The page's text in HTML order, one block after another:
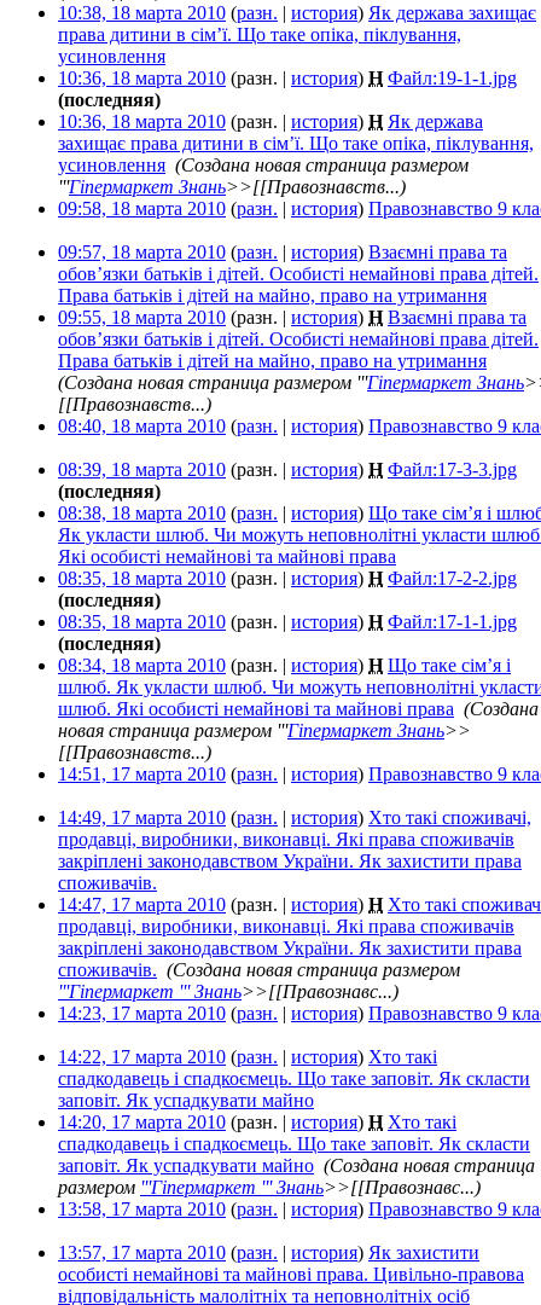
10:38, 18 марта 2010 (разн. | история) Як держава захищає
права дитини в сім’ї. Що таке опіка, піклування,
усиновлення
10:36, 18 марта 2010 (разн. | история) Н Файл:19-1-1.jpg
(последняя)
10:36, 18 марта 2010 (разн. | история) Н Як держава
захищає права дитини в сім’ї. Що таке опіка, піклування,
усиновлення (Создана новая страница размером
'''Гіпермаркет Знань>>[[Правознавств...)
09:58, 18 марта 2010 (разн. | история) Правознавство 9
09:57, 18 марта 2010 (разн. | история) Взаємні права та
обов’язки батьків і дітей. Особисті немайнові права дітей.
Права батьків і дітей на майно, право на утримання
09:55, 18 марта 2010 (разн. | история) Н Взаємні права та
обов’язки батьків і дітей. Особисті немайнові права дітей.
Права батьків і дітей на майно, право на утримання
(Создана новая страница размером '''Гіпермаркет Знань
[[Правознавств...)
08:40, 18 марта 2010 (разн. | история) Правознавство 9
08:39, 18 марта 2010 (разн. | история) Н Файл:17-3-3.jpg
(последняя)
08:38, 18 марта 2010 (разн. | история) Що таке сім’я і
Як укласти шлюб. Чи можуть неповнолітні укласти
Які особисті немайнові та майнові права
08:35, 18 марта 2010 (разн. | история) Н Файл:17-2-2.jpg
(последняя)
08:35, 18 марта 2010 (разн. | история) Н Файл:17-1-1.jpg
(последняя)
08:34, 18 марта 2010 (разн. | история) Н Що таке сім’я і
шлюб. Як укласти шлюб. Чи можуть неповнолітні
шлюб. Які особисті немайнові та майнові права (Создана
новая страница размером '''Гіпермаркет Знань>>
[[Правознавств...)
14:51, 17 марта 2010 (разн. | история) Правознавство 9
14:49, 17 марта 2010 (разн. | история) Хто такі споживачі,
продавці, виробники, виконавці. Які права споживачів
закріплені законодавством України. Як захистити права
споживачів.
14:47, 17 марта 2010 (разн. | история) Н Хто такі
продавці, виробники, виконавці. Які права споживачів
закріплені законодавством України. Як захистити права
споживачів. (Создана новая страница размером
'''Гіпермаркет ''' Знань>>[[Правознавс...)
14:23, 17 марта 2010 (разн. | история) Правознавство 9
14:22, 17 марта 2010 (разн. | история) Хто такі
спадкодавець і спадкоємець. Що таке заповіт. Як скласти
заповіт. Як успадкувати майно
14:20, 17 марта 2010 (разн. | история) Н Хто такі
спадкодавець і спадкоємець. Що таке заповіт. Як скласти
заповіт. Як успадкувати майно (Создана новая страница
размером '''Гіпермаркет ''' Знань>>[[Правознавс...)
13:58, 17 марта 2010 (разн. | история) Правознавство 9
13:57, 17 марта 2010 (разн. | история) Як захистити
особисті немайнові та майнові права. Цивільно-правова
відповідальність малолітніх та неповнолітніх осіб